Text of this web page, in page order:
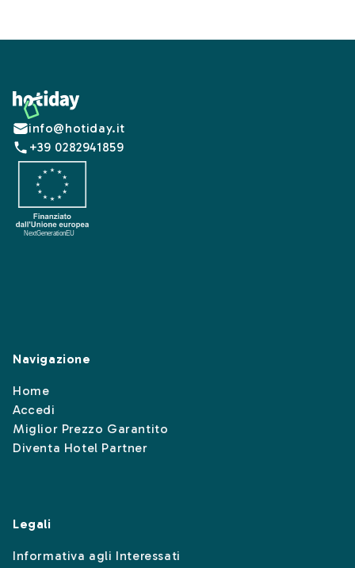
Footer
info@hotiday.it
+39 0282941859
Navigazione
Home
Accedi
Miglior Prezzo Garantito
Diventa Hotel Partner
Legali
Informativa agli Interessati